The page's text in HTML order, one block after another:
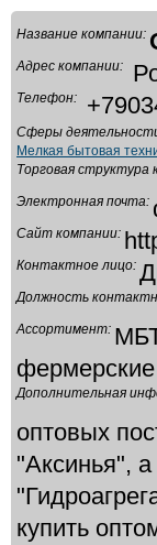
Название компании:
Адрес компании:
Телефон:
Сферы
Мелкая бытовая
Торговая структура
Электронная почта:
Сайт компании:
Контактное лицо:
Должность
Ассортимент:
Дополнительная
оптовых
"Аксинья",
купить